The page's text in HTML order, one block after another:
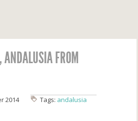
FROM
2014 Tags: andalusia